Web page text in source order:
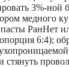
3%-ной
медного
РанНет
6:4);